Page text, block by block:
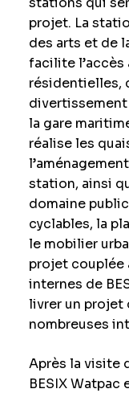
projet. La
des arts et de
facilite l’accès
résidentielles,
divertissement
la gare
réalise les
station, ainsi
domaine
cyclables, la
le mobilier
projet couplée
internes de
livrer un projet
nombreuses
Après la visite
BESIX Watpac